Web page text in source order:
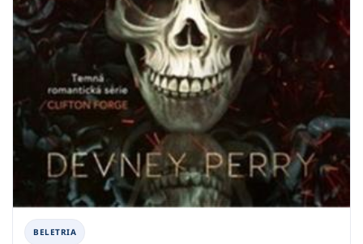
BELETRIA